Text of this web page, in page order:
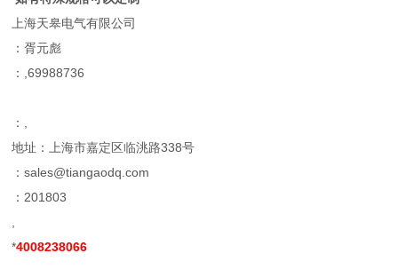
上海天皋电气有限公司
：胥元彪
：,69988736
：,
地址：上海市嘉定区临洮路338号
：sales@tiangaodq.com
：201803
*4008238066